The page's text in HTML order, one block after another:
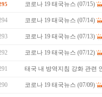
코로나 19 태국뉴스 (07/15)
코로나 19 태국뉴스 (07/14)
코로나 19 태국뉴스 (07/13)
코로나 19 태국뉴스 (07/12)
태국 내 방역지침 강화 관련
코로나 19 태국뉴스 (07/09)